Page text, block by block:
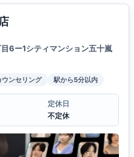
6ー1シティマンション五十嵐
ウンセリング 駅から5分以内
定休日
不定休